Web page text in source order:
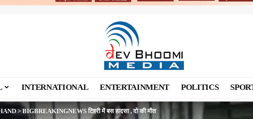
INTERNATIONAL ENTERTAINMENT POLITICS
> BIGBREAKINGNEWS टिहरी में बस हादसा , दो की मौत